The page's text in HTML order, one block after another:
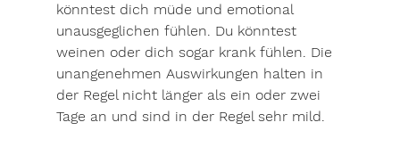
könntest dich müde und emotional
unausgeglichen fühlen. Du könntest
weinen oder dich sogar krank fühlen. Die
unangenehmen Auswirkungen halten in
der Regel nicht länger als ein oder zwei
Tage an und sind in der Regel sehr mild.